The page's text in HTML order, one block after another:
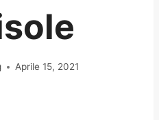
Aprile 15, 2021